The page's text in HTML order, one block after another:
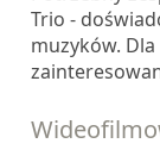
Trio -
muzyków.